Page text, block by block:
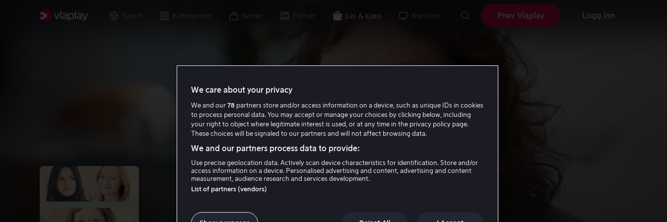
Sport Kategorier Serier Filmer Lei & kjøp Kanaler Prøv Viaplay Logg inn
We care about your privacy
We and our 78 partners store and/or access information on a device, such as unique IDs in cookies
to process personal data. You may accept or manage your choices by clicking below, including
your right to object where legitimate interest is used, or at any time in the privacy policy page.
These choices will be signaled to our partners and will not affect browsing data.
We and our partners process data to provide:
Use precise geolocation data. Actively scan device characteristics for identification. Store and/or
access information on a device. Personalised advertising and content, advertising and content
measurement, audience research and services development.
List of partners (vendors)